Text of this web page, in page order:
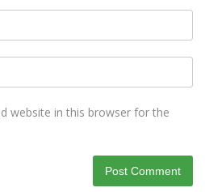
website in this browser for the